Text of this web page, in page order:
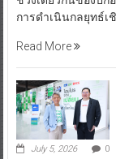
การดำเนินกลยุทธ์เชิ
Read More
July 5, 2026 0